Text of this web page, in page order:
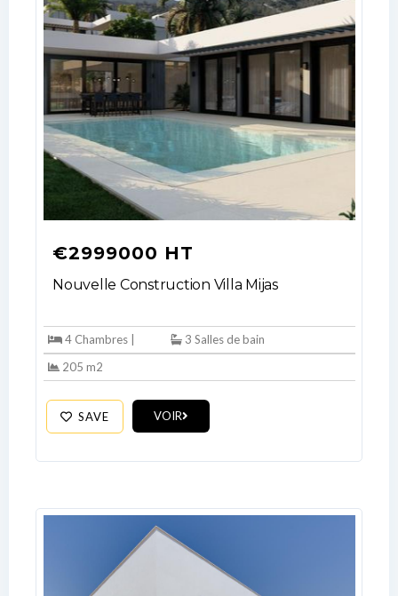
€2999000 HT
Nouvelle Construction Villa Mijas
4 Chambres |
3 Salles de bain
205 m2
SAVE VOIR